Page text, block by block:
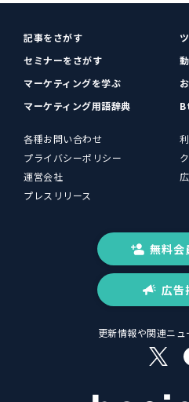
記事をさがす
セミナーをさがす
マーケティングを学ぶ
マーケティング用語辞典
各種お問い合わせ
プライバシーポリシー
運営会社
プレスリリース
無料会
広告
更新情報や関連ニュ